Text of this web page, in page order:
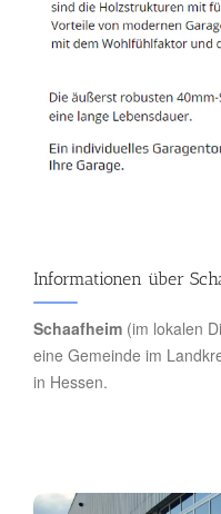
Informationen über
Schaafheim (im lokalen
eine Gemeinde im
in Hessen.